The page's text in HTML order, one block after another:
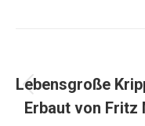
Lebensgroße
Erbaut von Fritz